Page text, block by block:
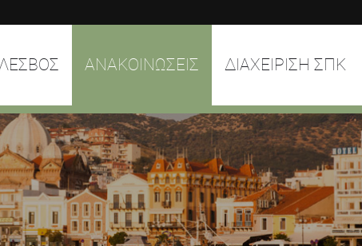
ΑΝΑΚΟΙΝΩΣΕΙΣ ΔΙΑΧΕΙΡΙΣΗ ΣΠΚ